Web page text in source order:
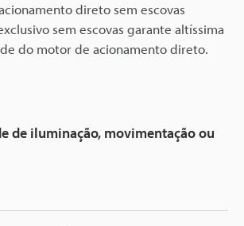
direto sem escovas
sem escovas garante altíssima
do motor de acionamento direto.
de iluminação, movimentação ou